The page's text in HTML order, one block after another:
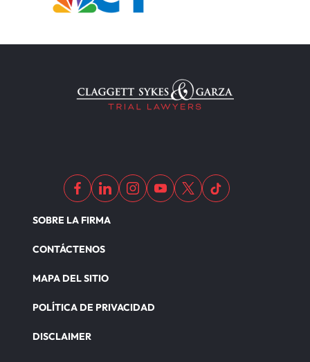
SOBRE LA FIRMA
CONTÁCTENOS
MAPA DEL SITIO
POLÍTICA DE PRIVACIDAD
DISCLAIMER